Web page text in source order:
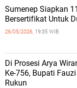
Sumenep Siapkan
Bersertifikat Untuk
26/05/2026, 19:35 WIB
Di Prosesi Arya
Ke-756, Bupati
Rukun